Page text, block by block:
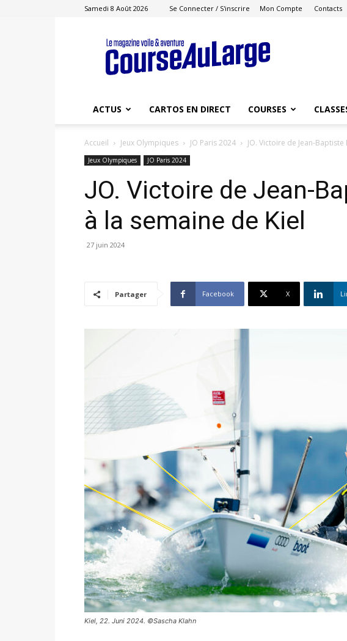
Samedi 8 Août 2026 Se Connecter / S'inscrire Mon Compte Contacts
Course
au
Large
ACTUS CARTOS EN DIRECT COURSES
Accueil Jeux Olympiques JO Paris 2024 JO. Victoire de Jean-
Jeux Olympiques JO Paris 2024
JO. Victoire de Jean-
à la semaine de Kiel
27 juin 2024
Partager Facebook X
Kiel, 22. Juni 2024. ©Sascha Klahn